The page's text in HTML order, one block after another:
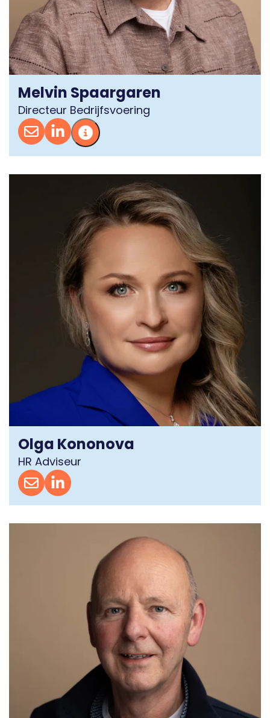
Melvin Spaargaren
Directeur Bedrijfsvoering
Olga Kononova
HR Adviseur